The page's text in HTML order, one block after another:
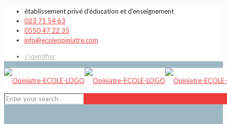
établissement privé d’éducation et d'enseignement
023 71 54 63
0550 47 22 35
info@ecoleopiniatre.com
s’identifier